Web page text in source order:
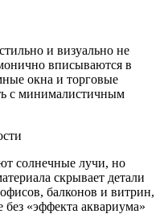
и визуально не
вписываются в
окна и торговые
с минималистичным
солнечные лучи, но
скрывает детали
балконов и витрин,
без «эффекта аквариума»